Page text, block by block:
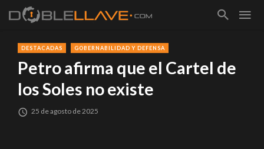
DESTACADAS GOBERNABILIDAD Y DEFENSA
Petro afirma que el Cartel de
los Soles no existe
25 de agosto de 2025